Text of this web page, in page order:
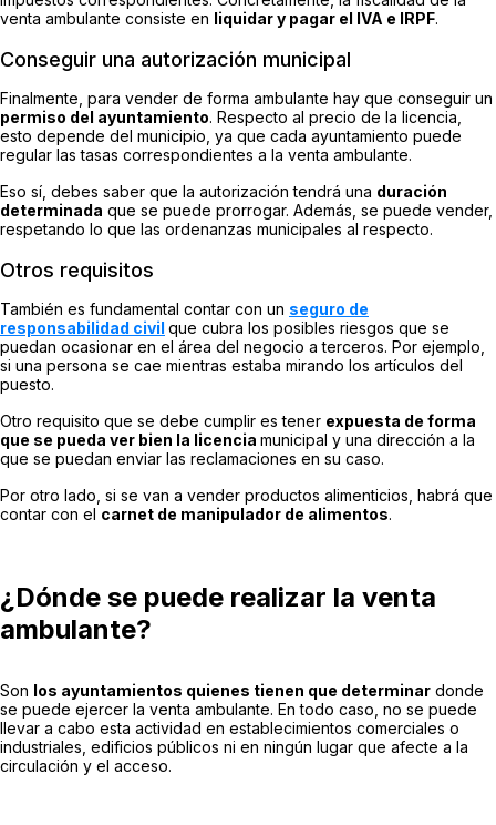
venta ambulante consiste en liquidar y pagar el IVA e IRPF.
Conseguir una autorización municipal
Finalmente, para vender de forma ambulante hay que conseguir un
permiso del ayuntamiento. Respecto al precio de la licencia,
esto depende del municipio, ya que cada ayuntamiento puede
regular las tasas correspondientes a la venta ambulante.
Eso sí, debes saber que la autorización tendrá una duración
determinada que se puede prorrogar. Además, se puede vender,
respetando lo que las ordenanzas municipales al respecto.
Otros requisitos
También es fundamental contar con un seguro de
responsabilidad civil que cubra los posibles riesgos que se
puedan ocasionar en el área del negocio a terceros. Por ejemplo,
si una persona se cae mientras estaba mirando los artículos del
puesto.
Otro requisito que se debe cumplir es tener expuesta de forma
que se pueda ver bien la licencia municipal y una dirección a la
que se puedan enviar las reclamaciones en su caso.
Por otro lado, si se van a vender productos alimenticios, habrá que
contar con el carnet de manipulador de alimentos.
¿Dónde se puede realizar la venta
ambulante?
Son los ayuntamientos quienes tienen que determinar donde
se puede ejercer la venta ambulante. En todo caso, no se puede
llevar a cabo esta actividad en establecimientos comerciales o
industriales, edificios públicos ni en ningún lugar que afecte a la
circulación y el acceso.